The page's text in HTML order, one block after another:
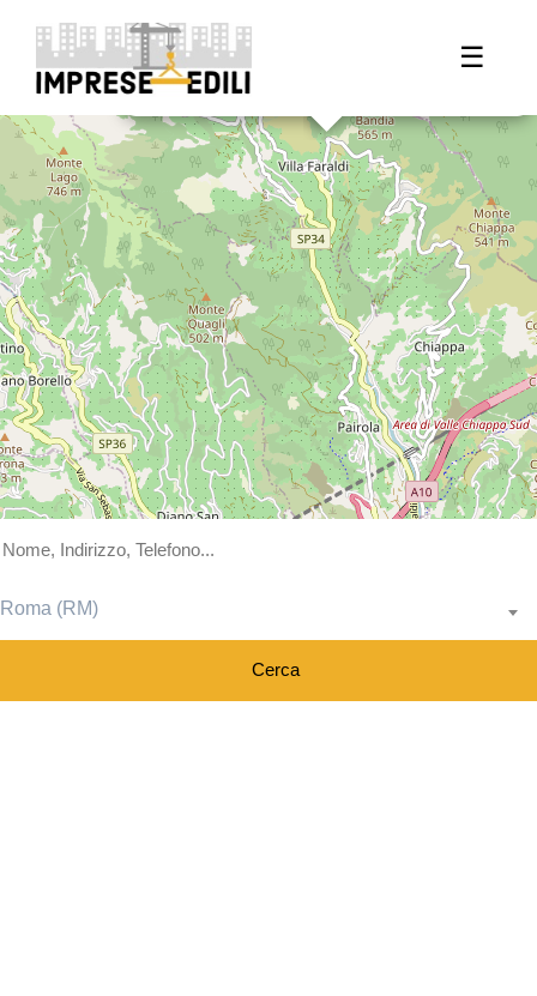
☰
Corona Gioachino Costruzioni e Rifacimenti Tetti
Noleggio Piattaforme Aeree
Regione Cioso 1, 18010, Badalucco (IM)
Apri in Google Maps
+
−
Roma (RM)
Cerca